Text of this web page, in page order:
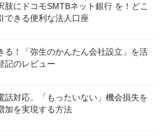
肢にドコモSMTBネット銀行 を！どこ
できる便利な法人口座
る！「弥生のかんたん会社設立」を活
記のレビュー
話対応。「もったいない」機会損失を
加を実現する方法